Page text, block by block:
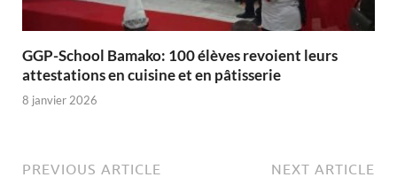
GGP-School Bamako: 100 élèves revoient leurs
attestations en cuisine et en pâtisserie
8 janvier 2026
PREVIOUS ARTICLE NEXT ARTICLE